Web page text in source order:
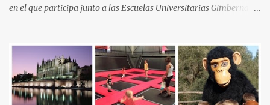
en el que participa junto a las Escuelas Universitarias Gimbernat,
presencia de Emilio Zegrí, presidente de la Fundación RCPB; la Dra.
Anna Llort, adjunta del Servicio de Oncología Pediátrica del
Hospital Vall d’Hebron e investigadora del grupo de Investigación
Traslacional en Cáncer en la Infancia y la Adolescencia del Vall